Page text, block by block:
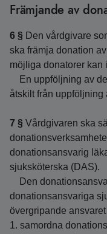
Främjande av
6 § Den vårdgivare
ska främja donation
möjliga donatorer kan
En uppföljning av
åtskilt från uppföljning
7 § Vårdgivaren ska
donationsansvarig
sjuksköterska (DAS).
Den
donationsansvariga
övergripande ansvaret
1. samordna